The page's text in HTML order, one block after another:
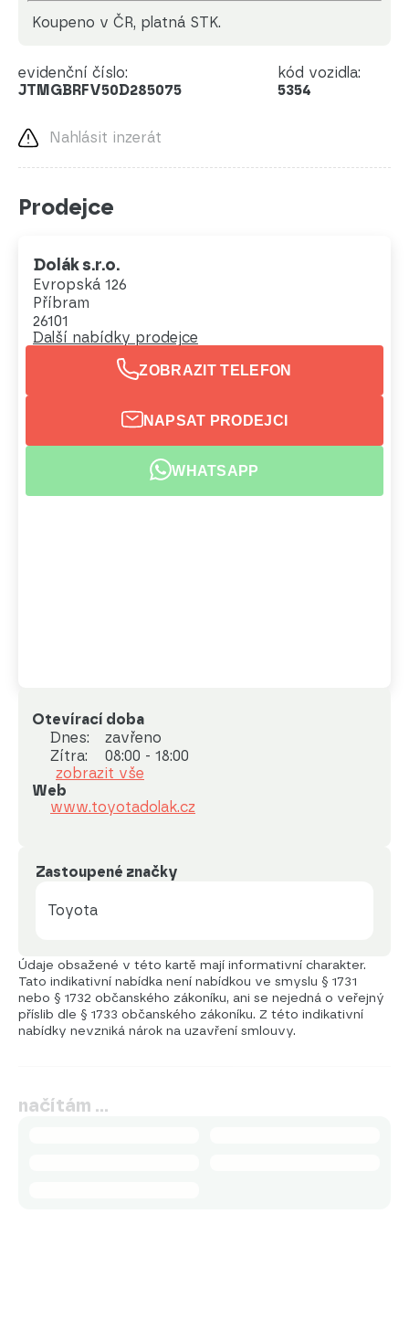
koupeno v ČR, platná STK.
evidenční číslo:
JTMGBRFV50D285075
kód vozidla:
5354
Nahlásit inzerát
Prodejce
Dolák s.r.o.
Evropská 126
Příbram
26101
Další nabídky prodejce
ZOBRAZIT TELEFON
NAPSAT PRODEJCI
WHATSAPP
Otevírací doba
Dnes:
zavřeno
Zítra:
08:00 - 18:00
zobrazit vše
Web
www.toyotadolak.cz
Zastoupené značky
Toyota
Údaje obsažené v této kartě mají informativní charakter.
Tato indikativní nabídka není nabídkou ve smyslu § 1731
nebo § 1732 občanského zákoníku, ani se nejedná o veřejný
příslib dle § 1733 občanského zákoníku. Z této indikativní
nabídky nevzniká nárok na uzavření smlouvy.
načítám …